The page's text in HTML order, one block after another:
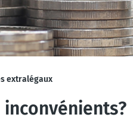
extralégaux
inconvénients?